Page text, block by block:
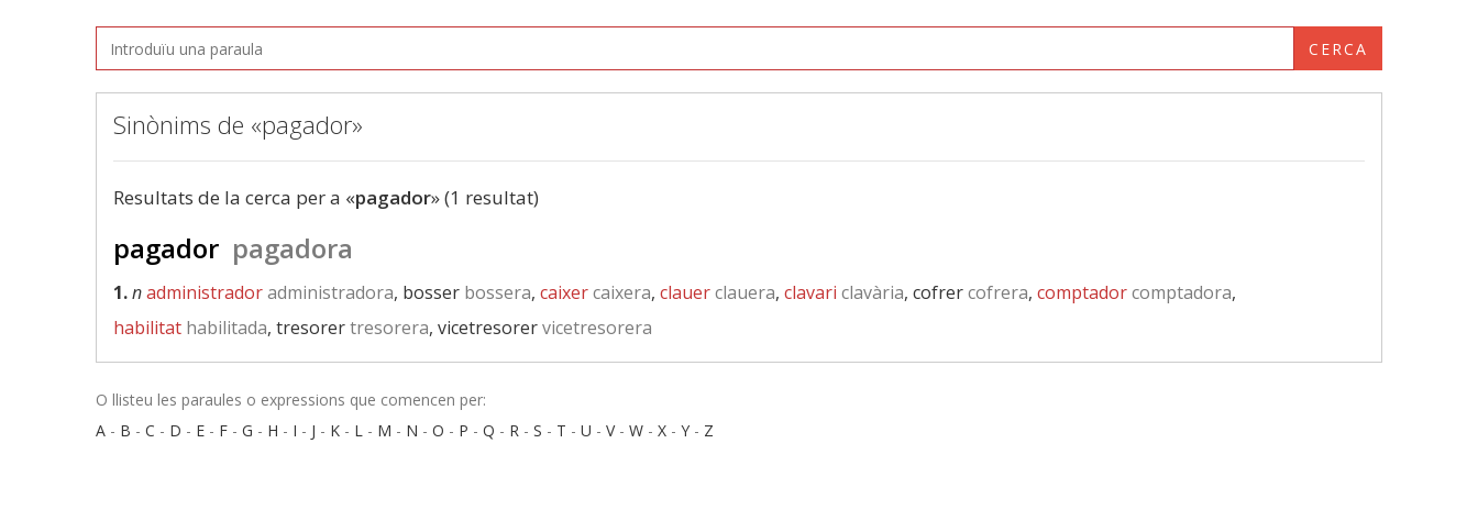
CERCA
Sinònims de «pagador»
Resultats de la cerca per a «pagador» (1 resultat)
pagador pagadora
1.nadministradoradministradora, bosser bossera, caixercaixera, clauerclauera, clavari clavària, cofrercofrera, comptadorcomptadora,
habilitat habilitada, tresorertresorera, vicetresorervicetresorera
O llisteu les paraules o expressions que comencen per:
A - B - C - D - E - F - G - H - I - J - K - L - M - N - O - P - Q - R - S - T - U - V- W - X - Y - Z